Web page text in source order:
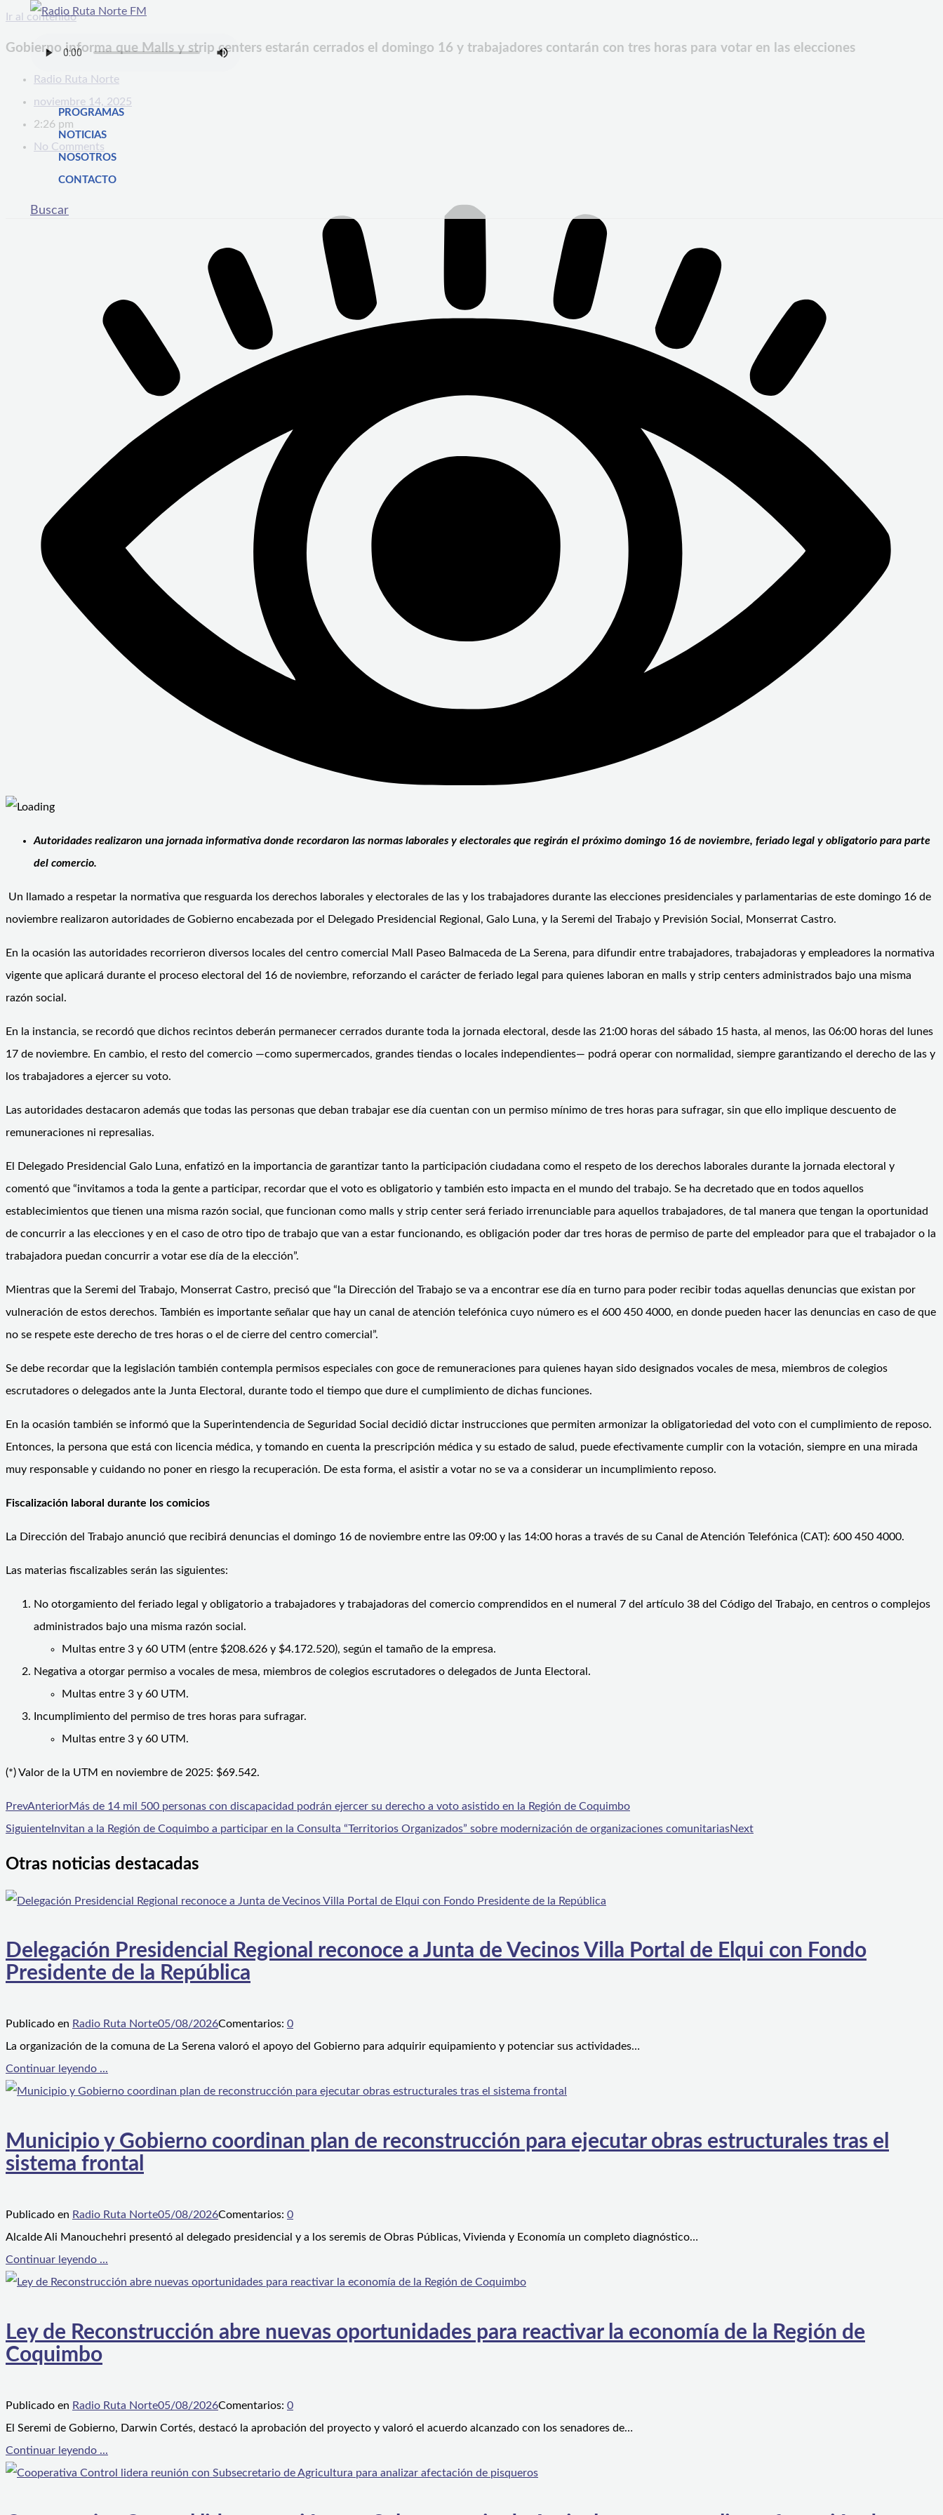
Ir al contenido
PROGRAMAS
NOTICIAS
NOSOTROS
CONTACTO
Buscar
Gobierno informa que Malls y strip centers estarán cerrados el domingo 16 y trabajadores contarán con tres horas para votar en las elecciones
Radio Ruta Norte
noviembre 14, 2025
2:26 pm
No Comments
Autoridades realizaron una jornada informativa donde recordaron las normas laborales y electorales que regirán el próximo domingo 16 de noviembre, feriado legal y obligatorio para parte
del comercio.
Un llamado a respetar la normativa que resguarda los derechos laborales y electorales de las y los trabajadores durante las elecciones presidenciales y parlamentarias de este domingo 16 de
noviembre realizaron autoridades de Gobierno encabezada por el Delegado Presidencial Regional, Galo Luna, y la Seremi del Trabajo y Previsión Social, Monserrat Castro.
En la ocasión las autoridades recorrieron diversos locales del centro comercial Mall Paseo Balmaceda de La Serena, para difundir entre trabajadores, trabajadoras y empleadores la normativa
vigente que aplicará durante el proceso electoral del 16 de noviembre, reforzando el carácter de feriado legal para quienes laboran en malls y strip centers administrados bajo una misma
razón social.
En la instancia, se recordó que dichos recintos deberán permanecer cerrados durante toda la jornada electoral, desde las 21:00 horas del sábado 15 hasta, al menos, las 06:00 horas del lunes
17 de noviembre. En cambio, el resto del comercio —como supermercados, grandes tiendas o locales independientes— podrá operar con normalidad, siempre garantizando el derecho de las y
los trabajadores a ejercer su voto.
Las autoridades destacaron además que todas las personas que deban trabajar ese día cuentan con un permiso mínimo de tres horas para sufragar, sin que ello implique descuento de
remuneraciones ni represalias.
El Delegado Presidencial Galo Luna, enfatizó en la importancia de garantizar tanto la participación ciudadana como el respeto de los derechos laborales durante la jornada electoral y
comentó que “invitamos a toda la gente a participar, recordar que el voto es obligatorio y también esto impacta en el mundo del trabajo. Se ha decretado que en todos aquellos
establecimientos que tienen una misma razón social, que funcionan como malls y strip center será feriado irrenunciable para aquellos trabajadores, de tal manera que tengan la oportunidad
de concurrir a las elecciones y en el caso de otro tipo de trabajo que van a estar funcionando, es obligación poder dar tres horas de permiso de parte del empleador para que el trabajador o la
trabajadora puedan concurrir a votar ese día de la elección”.
Mientras que la Seremi del Trabajo, Monserrat Castro, precisó que “la Dirección del Trabajo se va a encontrar ese día en turno para poder recibir todas aquellas denuncias que existan por
vulneración de estos derechos. También es importante señalar que hay un canal de atención telefónica cuyo número es el 600 450 4000, en donde pueden hacer las denuncias en caso de que
no se respete este derecho de tres horas o el de cierre del centro comercial”.
Se debe recordar que la legislación también contempla permisos especiales con goce de remuneraciones para quienes hayan sido designados vocales de mesa, miembros de colegios
escrutadores o delegados ante la Junta Electoral, durante todo el tiempo que dure el cumplimiento de dichas funciones.
En la ocasión también se informó que la Superintendencia de Seguridad Social decidió dictar instrucciones que permiten armonizar la obligatoriedad del voto con el cumplimiento de reposo.
Entonces, la persona que está con licencia médica, y tomando en cuenta la prescripción médica y su estado de salud, puede efectivamente cumplir con la votación, siempre en una mirada
muy responsable y cuidando no poner en riesgo la recuperación. De esta forma, el asistir a votar no se va a considerar un incumplimiento reposo.
Fiscalización laboral durante los comicios
La Dirección del Trabajo anunció que recibirá denuncias el domingo 16 de noviembre entre las 09:00 y las 14:00 horas a través de su Canal de Atención Telefónica (CAT): 600 450 4000.
Las materias fiscalizables serán las siguientes:
No otorgamiento del feriado legal y obligatorio a trabajadores y trabajadoras del comercio comprendidos en el numeral 7 del artículo 38 del Código del Trabajo, en centros o complejos
administrados bajo una misma razón social.
Multas entre 3 y 60 UTM (entre $208.626 y $4.172.520), según el tamaño de la empresa.
Negativa a otorgar permiso a vocales de mesa, miembros de colegios escrutadores o delegados de Junta Electoral.
Multas entre 3 y 60 UTM.
Incumplimiento del permiso de tres horas para sufragar.
Multas entre 3 y 60 UTM.
(*) Valor de la UTM en noviembre de 2025: $69.542.
PrevAnteriorMás de 14 mil 500 personas con discapacidad podrán ejercer su derecho a voto asistido en la Región de Coquimbo
Siguiente Invitan a la Región de Coquimbo a participar en la Consulta “Territorios Organizados” sobre modernización de organizaciones comunitariasNext
Otras noticias destacadas
Delegación Presidencial Regional reconoce a Junta de Vecinos Villa Portal de Elqui con Fondo
Presidente de la República
Publicado en Radio Ruta Norte05/08/2026Comentarios: 0
La organización de la comuna de La Serena valoró el apoyo del Gobierno para adquirir equipamiento y potenciar sus actividades…
Continuar leyendo ...
Municipio y Gobierno coordinan plan de reconstrucción para ejecutar obras estructurales tras el
sistema frontal
Publicado en Radio Ruta Norte05/08/2026Comentarios: 0
Alcalde Ali Manouchehri presentó al delegado presidencial y a los seremis de Obras Públicas, Vivienda y Economía un completo diagnóstico…
Continuar leyendo ...
Ley de Reconstrucción abre nuevas oportunidades para reactivar la economía de la Región de
Coquimbo
Publicado en Radio Ruta Norte05/08/2026Comentarios: 0
El Seremi de Gobierno, Darwin Cortés, destacó la aprobación del proyecto y valoró el acuerdo alcanzado con los senadores de…
Continuar leyendo ...